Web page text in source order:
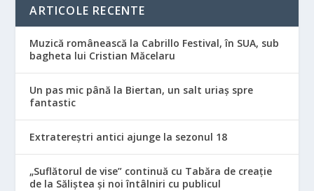
ARTICOLE RECENTE
Muzică românească la Cabrillo Festival, în SUA, sub
bagheta lui Cristian Măcelaru
Un pas mic până la Biertan, un salt uriaș spre
fantastic
Extratereștri antici ajunge la sezonul 18
„Suflătorul de vise” continuă cu Tabăra de creație
de la Săliștea și noi întâlniri cu publicul